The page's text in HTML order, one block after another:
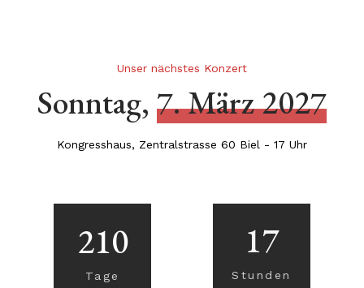
Unser nächstes Konzert
Sonntag, 7. März 2027
Kongresshaus, Zentralstrasse 60 Biel - 17 Uhr
210
Tage
17
Stunden